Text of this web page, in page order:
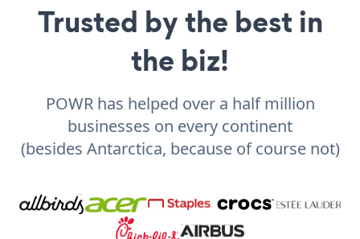
Trusted by the best in
the biz!
POWR has helped over a half million
businesses on every continent
(besides Antarctica, because of course not)